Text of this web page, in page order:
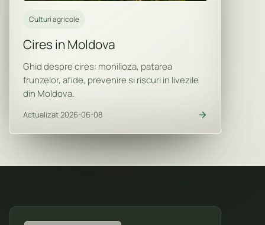
Culturi agricole
Cires in Moldova
Ghid despre cires: monilioza, patarea
frunzelor, afide, prevenire si riscuri in livezile
din Moldova.
Actualizat 2026-06-08